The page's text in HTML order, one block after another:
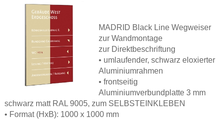
MADRID Black Line Wegweiser
zur Wandmontage
zur Direktbeschriftung
• umlaufender, schwarz eloxierter
Aluminiumrahmen
• frontseitig
Aluminiumverbundplatte 3 mm
schwarz matt RAL 9005, zum SELBSTEINKLEBEN
• Format (HxB): 1000 x 1000 mm